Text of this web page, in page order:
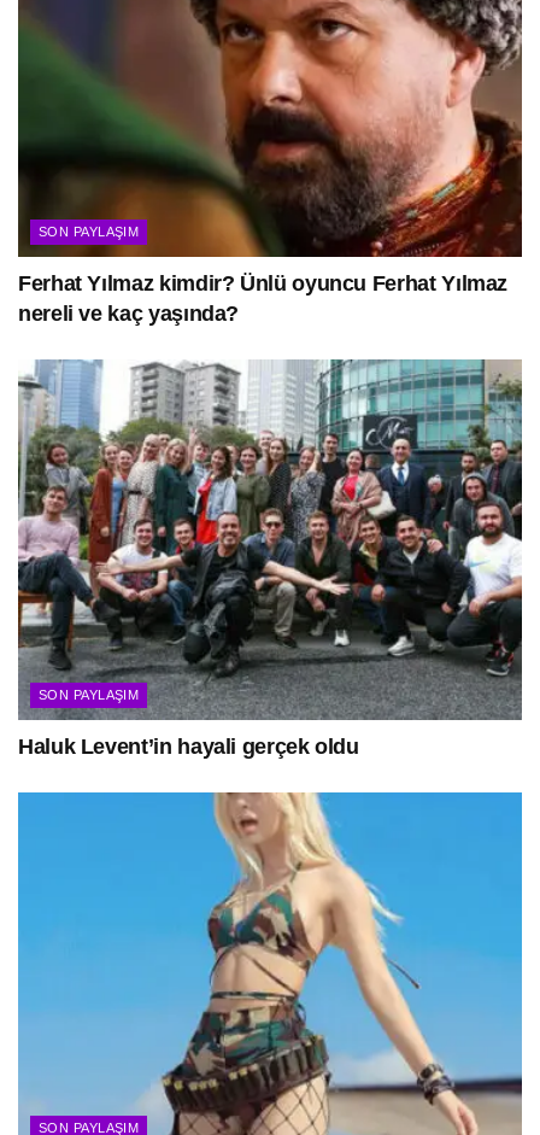
SON PAYLAŞIM
Ferhat Yılmaz kimdir? Ünlü oyuncu Ferhat Yılmaz
nereli ve kaç yaşında?
SON PAYLAŞIM
Haluk Levent’in hayali gerçek oldu
SON PAYLAŞIM